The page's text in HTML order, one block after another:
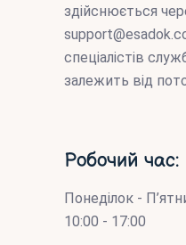
здійснюється
спеціалістів
залежить від
Робочий час:
Понеділок -
10:00 - 17:00